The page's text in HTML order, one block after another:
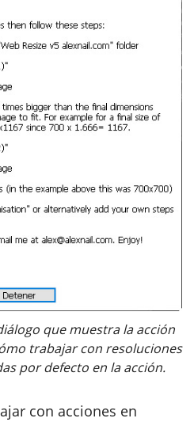
que muestra la acción
trabajar con resoluciones
por defecto en la acción.
con acciones en